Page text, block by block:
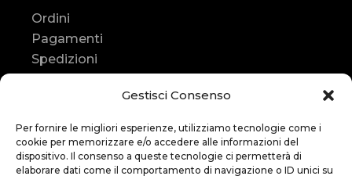
Gestisci Consenso
Per fornire le migliori esperienze, utilizziamo tecnologie come i
cookie per memorizzare e/o accedere alle informazioni del
dispositivo. Il consenso a queste tecnologie ci permetterà di
elaborare dati come il comportamento di navigazione o ID unici su
Ordini
Pagamenti
Spedizioni
Resi e rimborsi
Contatti
Contatti